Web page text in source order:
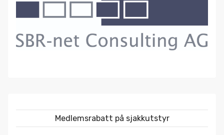
Medlemsrabatt på sjakkutstyr